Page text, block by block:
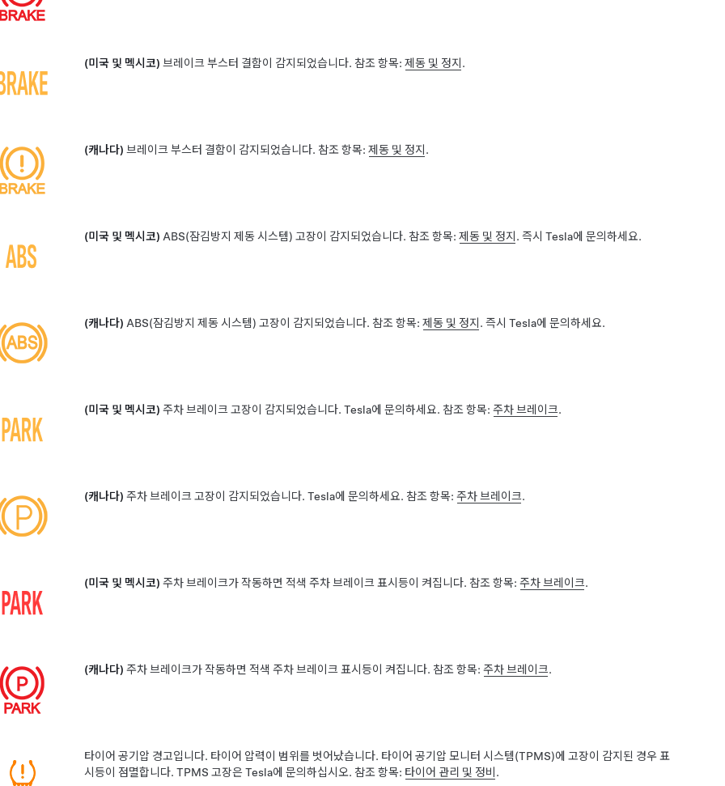
(미국 및 멕시코) 브레이크 부스터 결함이 감지되었습니다. 참조 항목: 제동 및 정지 .
(캐나다) 브레이크 부스터 결함이 감지되었습니다. 참조 항목: 제동 및 정지 .
(미국 및 멕시코) ABS(잠김방지 제동 시스템) 고장이 감지되었습니다. 참조 항목: 제동 및 정지 . 즉시 Tesla에 문의하세요.
(캐나다) ABS(잠김방지 제동 시스템) 고장이 감지되었습니다. 참조 항목: 제동 및 정지 . 즉시 Tesla에 문의하세요.
(미국 및 멕시코) 주차 브레이크 고장이 감지되었습니다. Tesla에 문의하세요. 참조 항목: 주차 브레이크.
(캐나다) 주차 브레이크 고장이 감지되었습니다. Tesla에 문의하세요. 참조 항목: 주차 브레이크.
(미국 및 멕시코) 주차 브레이크가 작동하면 적색 주차 브레이크 표시등이 켜집니다. 참조 항목: 주차 브레이크.
(캐나다) 주차 브레이크가 작동하면 적색 주차 브레이크 표시등이 켜집니다. 참조 항목: 주차 브레이크.
타이어 공기압 경고입니다. 타이어 압력이 범위를 벗어났습니다. 타이어 공기압 모니터 시스템(TPMS)에 고장이 감지된 경우 표
시등이 점멸합니다. TPMS 고장은 Tesla에 문의하십시오. 참조 항목: 타이어 관리 및 정비 .